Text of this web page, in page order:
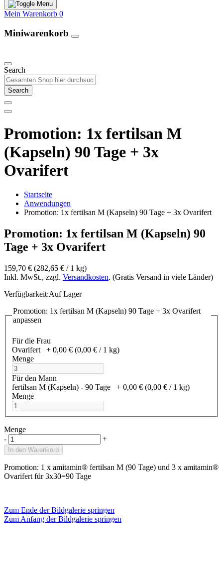
Mein Warenkorb 0
Miniwarenkorb
Search
Search
Promotion: 1x fertilsan M
(Kapseln) 90 Tage + 3x
Ovarifert
Startseite
Anwendungen
Promotion: 1x fertilsan M (Kapseln) 90 Tage + 3x Ovarifert
Promotion: 1x fertilsan M (Kapseln) 90
Tage + 3x Ovarifert
159,70 € (282,65 €­ / 1 kg)
Inkl. MwSt., zzgl. Versandkosten. (Gratis Versand in viele Länder)
Verfügbarkeit:Auf Lager
Promotion: 1x fertilsan M (Kapseln) 90 Tage + 3x Ovarifert
anpassen
Für die Frau
Ovarifert
+ 0,00 € (0,00 €­ / 1 kg)
Menge
Für den Mann
fertilsan M (Kapseln) - 90 Tage
+ 0,00 € (0,00 €­ / 1 kg)
Menge
Menge
-
+
In den Warenkorb
Promotion: 1 x amitamin® fertilsan M (90 Tage) und 3 x amitamin®
Ovarifert für 3x30=90 Tage
Zum Ende der Bildgalerie springen
Zum Anfang der Bildgalerie springen